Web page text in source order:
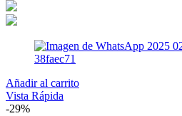
Añadir al carrito
Vista Rápida
-29%